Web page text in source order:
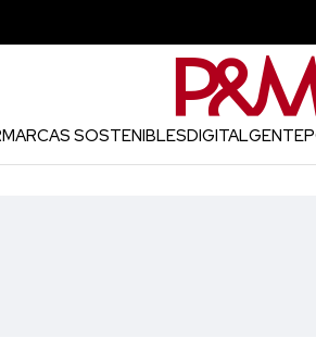
MARCAS SOSTENIBLESDIGITALGENTE